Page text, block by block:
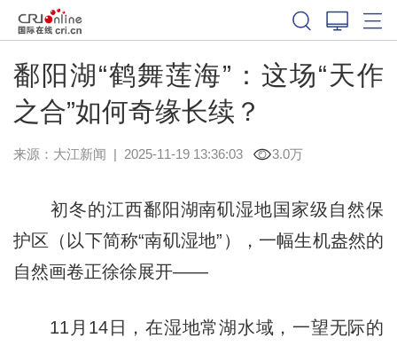
鄱阳湖“鹤舞莲海”：这场“天作
之合”如何奇缘长续？
来源： 大江新闻 | 2025-11-19 13:36:03 3.0万
初冬的江西鄱阳湖南矶湿地国家级自然保
护区（以下简称“南矶湿地”），一幅生机盎然的
自然画卷正徐徐展开——
11月14日，在湿地常湖水域，一望无际的